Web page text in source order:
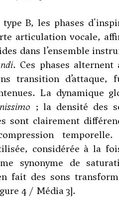
type B, les phases
articulation vocale,
dans l’ensemble
. Ces phases alternent
transition d’attaque,
La dynamique
; la densité des
sont clairement
considérée à la
synonyme de
fait des sons
4 / Média 3].